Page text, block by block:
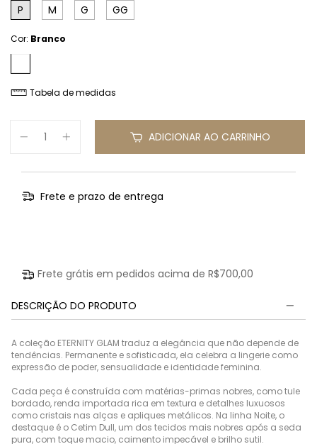
P
M G GG
Cor: Branco
Tabela de medidas
ADICIONAR AO CARRINHO
Frete e prazo de entrega
Frete grátis em pedidos acima de R$700,00
DESCRIÇÃO DO PRODUTO
A coleção ETERNITY GLAM traduz a elegância que não depende de
tendências. Permanente e sofisticada, ela celebra a lingerie como
expressão de poder, sensualidade e identidade feminina.
Cada peça é construída com matérias-primas nobres, como tule
bordado, renda importada rica em textura e detalhes luxuosos
como cristais nas alças e apliques metálicos. Na linha Noite, o
destaque é o Cetim Dull, um dos tecidos mais nobres após a seda
pura, com toque macio, caimento impecável e brilho sutil.